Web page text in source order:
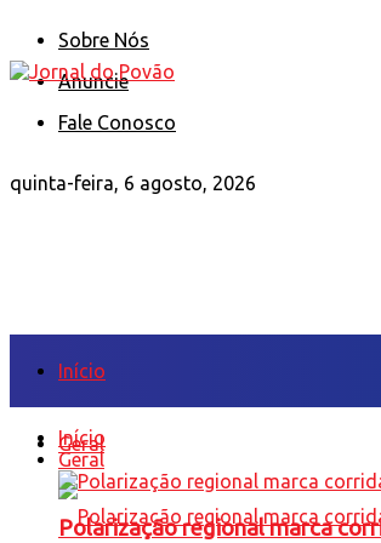
Sobre Nós
Anuncie
Fale Conosco
quinta-feira, 6 agosto, 2026
Início
Geral
Início
Geral
Polarização regional marca